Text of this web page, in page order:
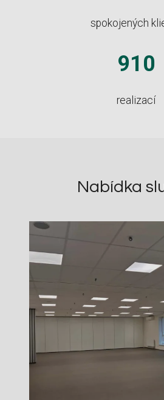
spokojených
910
realizací
Nabídka